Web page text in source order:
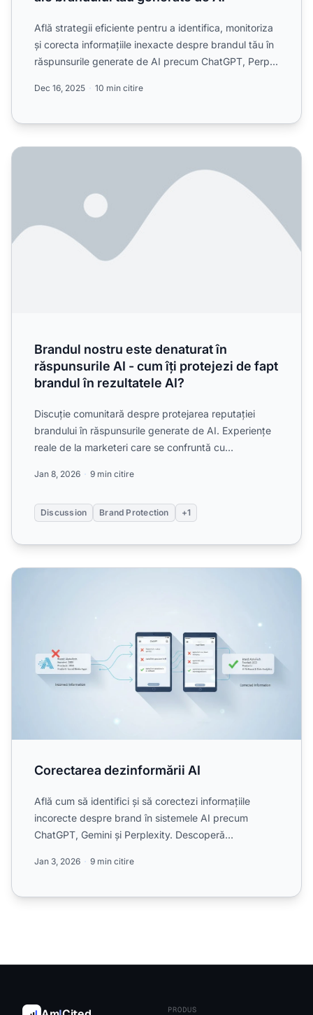
Află strategii eficiente pentru a identifica, monitoriza
și corecta informațiile inexacte despre brandul tău în
răspunsurile generate de AI precum ChatGPT, Perp...
Dec 16, 2025 10 min citire
Brandul nostru este denaturat în răspunsurile AI - cum îți
Brandul nostru este denaturat în
răspunsurile AI - cum îți protejezi de fapt
brandul în rezultatele AI?
Discuție comunitară despre protejarea reputației
brandului în răspunsurile generate de AI. Experiențe
reale de la marketeri care se confruntă cu
Jan 8, 2026 9 min citire
Discussion Brand Protection +1
Corectarea dezinformării AI
Corectarea dezinformării AI
Află cum să identifici și să corectezi informațiile
incorecte despre brand în sistemele AI precum
ChatGPT, Gemini și Perplexity. Descoperă
Jan 3, 2026 9 min citire
PRODUS